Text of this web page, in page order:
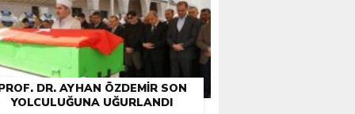
DR. AYHAN ÖZDEMIR SON
YOLCULUĞUNA UĞURLANDI